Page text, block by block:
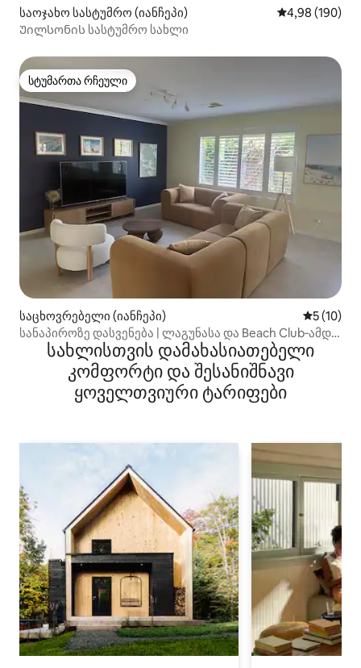
საოჯახო სასტუმრო (იანჩეპი) საშუალო
4,98 (190)
Უილსონის სასტუმრო სახლი
სტუმართა რჩეული
სტუმართა რჩეული
საცხოვრებელი (იანჩეპი) საშუალო
5 (10)
სანაპიროზე დასვენება | ლაგუნასა და Beach Club‑ამდე
ფეხით მისვლა
სახლისთვის დამახასიათებელი
კომფორტი და შესანიშნავი
ყოველთვიური ტარიფები